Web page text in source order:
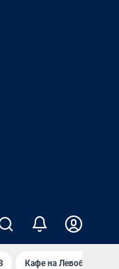
Кафе на Левобережье